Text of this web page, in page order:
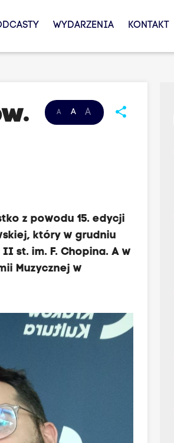
WYDARZENIA KONTAKT
A A A share
z powodu 15. edycji
który w grudniu
st. im. F. Chopina. A w
Muzycznej w